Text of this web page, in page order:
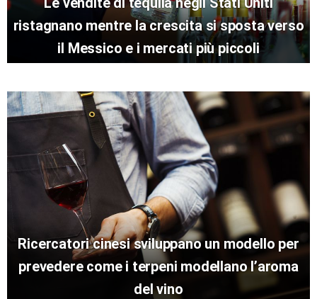
ristagnano mentre la crescita si sposta verso
il Messico e i mercati più piccoli
Ricercatori cinesi sviluppano un modello per
prevedere come i terpeni modellano l’aroma
del vino